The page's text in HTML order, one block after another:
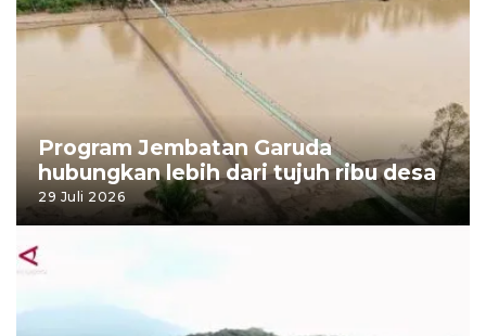
Program Jembatan Garuda
hubungkan lebih dari tujuh ribu desa
29 Juli 2026